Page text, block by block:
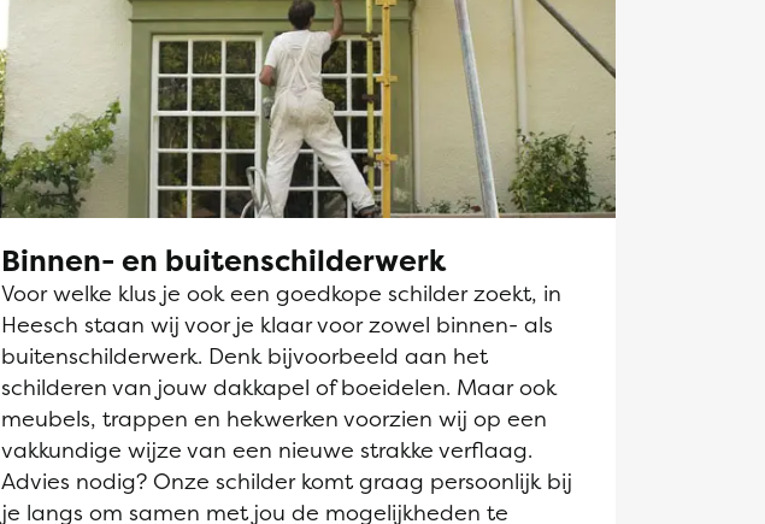
Binnen- en buitenschilderwerk
Voor welke klus je ook een goedkope schilder zoekt, in
Heesch staan wij voor je klaar voor zowel binnen- als
buitenschilderwerk. Denk bijvoorbeeld aan het
schilderen van jouw dakkapel of boeidelen. Maar ook
meubels, trappen en hekwerken voorzien wij op een
vakkundige wijze van een nieuwe strakke verflaag.
Advies nodig? Onze schilder komt graag persoonlijk bij
je langs om samen met jou de mogelijkheden te